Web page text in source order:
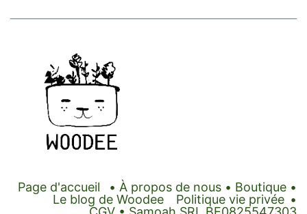
Page d'accueil • À propos de nous • Boutique •
Le blog de Woodee
Politique vie privée •